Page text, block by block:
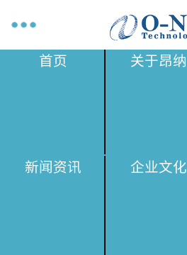
首页 关于昂纳
新闻资讯 企业文化